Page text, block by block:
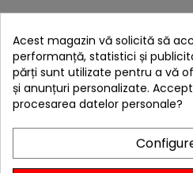
Acest magazin vă solicită să
performanță, statistici și
părți sunt utilizate pentru a vă
și anunțuri personalizate.
procesarea datelor personale?